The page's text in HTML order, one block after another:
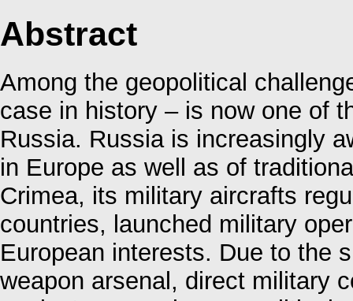
Abstract
Among the geopolitical
case in history – is now one of
Russia. Russia is increasingly
in Europe as well as of
Crimea, its military aircrafts
countries, launched military
European interests. Due to the
weapon arsenal, direct military